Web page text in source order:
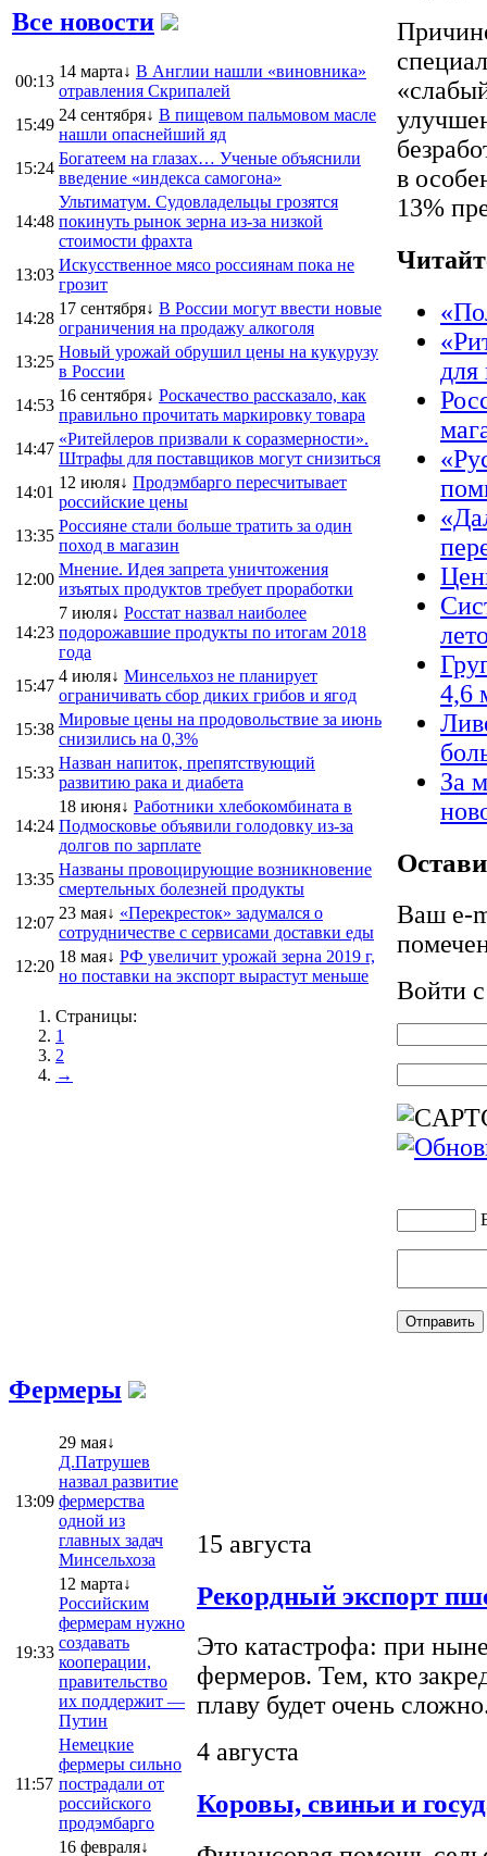
Все новости
00:13
14 марта↓ В Англии нашли «виновника»
отравления Скрипалей
15:49
24 сентября↓ В пищевом пальмовом масле
нашли опаснейший яд
15:24
Богатеем на глазах… Ученые объяснили
введение «индекса самогона»
14:48
Ультиматум. Судовладельцы грозятся
покинуть рынок зерна из-за низкой
стоимости фрахта
13:03
Искусственное мясо россиянам пока не
грозит
14:28
17 сентября↓ В России могут ввести новые
ограничения на продажу алкоголя
13:25
Новый урожай обрушил цены на кукурузу
в России
14:53
16 сентября↓ Роскачество рассказало, как
правильно прочитать маркировку товара
14:47
«Ритейлеров призвали к соразмерности».
Штрафы для поставщиков могут снизиться
14:01
12 июля↓ Продэмбарго пересчитывает
российские цены
13:35
Россияне стали больше тратить за один
поход в магазин
12:00
Мнение. Идея запрета уничтожения
изъятых продуктов требует проработки
14:23
7 июля↓ Росстат назвал наиболее
подорожавшие продукты по итогам 2018
года
15:47
4 июля↓ Минсельхоз не планирует
ограничивать сбор диких грибов и ягод
15:38
Мировые цены на продовольствие за июнь
снизились на 0,3%
15:33
Назван напиток, препятствующий
развитию рака и диабета
14:24
18 июня↓ Работники хлебокомбината в
Подмосковье объявили голодовку из-за
долгов по зарплате
13:35
Названы провоцирующие возникновение
смертельных болезней продукты
12:07
23 мая↓ «Перекресток» задумался о
сотрудничестве с сервисами доставки еды
12:20
18 мая↓ РФ увеличит урожай зерна 2019 г,
но поставки на экспорт вырастут меньше
Страницы:
1
2
→
в
13%
для
4,6
За
Ваш e-
Войти
Фермеры
13:09
29 мая↓
Д.Патрушев
назвал развитие
фермерства
одной из
главных задач
Минсельхоза
19:33
12 марта↓
Российским
фермерам нужно
создавать
кооперации,
правительство
их поддержит —
Путин
11:57
Немецкие
фермеры сильно
пострадали от
российского
продэмбарго
16 февраля↓
15 августа
Рекордный экспорт
Это катастрофа: при
фермеров. Тем, кто
плаву будет очень
4 августа
Коровы, свиньи и